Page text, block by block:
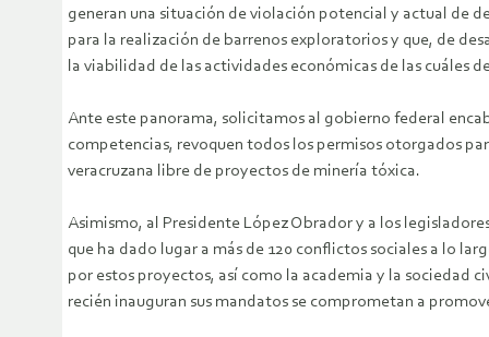
generan una situación de violación potencial y actual de
para la realización de barrenos exploratorios y que, de
la viabilidad de las actividades económicas de las cuáles
Ante este panorama, solicitamos al gobierno federal
competencias, revoquen todos los permisos otorgados
veracruzana libre de proyectos de minería tóxica.
Asimismo, al Presidente López Obrador y a los
que ha dado lugar a más de 120 conflictos sociales a lo
por estos proyectos, así como la academia y la sociedad
recién inauguran sus mandatos se comprometan a